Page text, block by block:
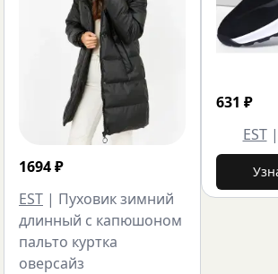
1694₽
EST | Пуховик зимний
длинный с капюшоном
пальто куртка
оверсайз
631 ₽
EST|